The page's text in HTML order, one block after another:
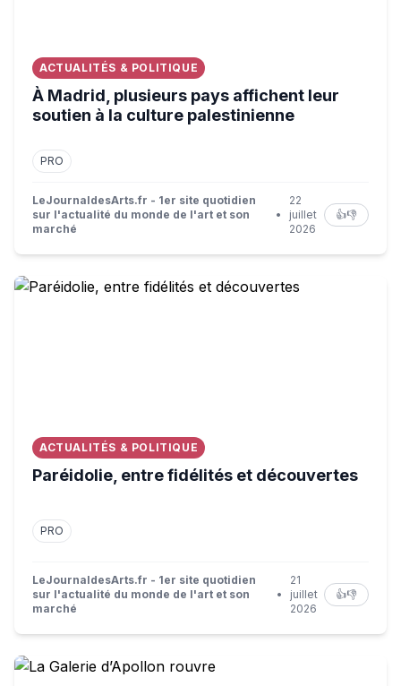
ACTUALITÉS & POLITIQUE
À Madrid, plusieurs pays affichent leur
soutien à la culture palestinienne
PRO
LeJournaldesArts.fr - 1er site quotidien
sur l'actualité du monde de l'art et son
marché
•
22
juillet
2026
👍👎
Paréidolie, entre fidélités et découvertes
ACTUALITÉS & POLITIQUE
Paréidolie, entre fidélités et découvertes
PRO
LeJournaldesArts.fr - 1er site quotidien
sur l'actualité du monde de l'art et son
marché
•
21
juillet
2026
👍👎
La Galerie d’Apollon rouvre